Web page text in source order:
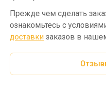
Прежде чем сделать
ознакомьтесь с
доставки заказов в